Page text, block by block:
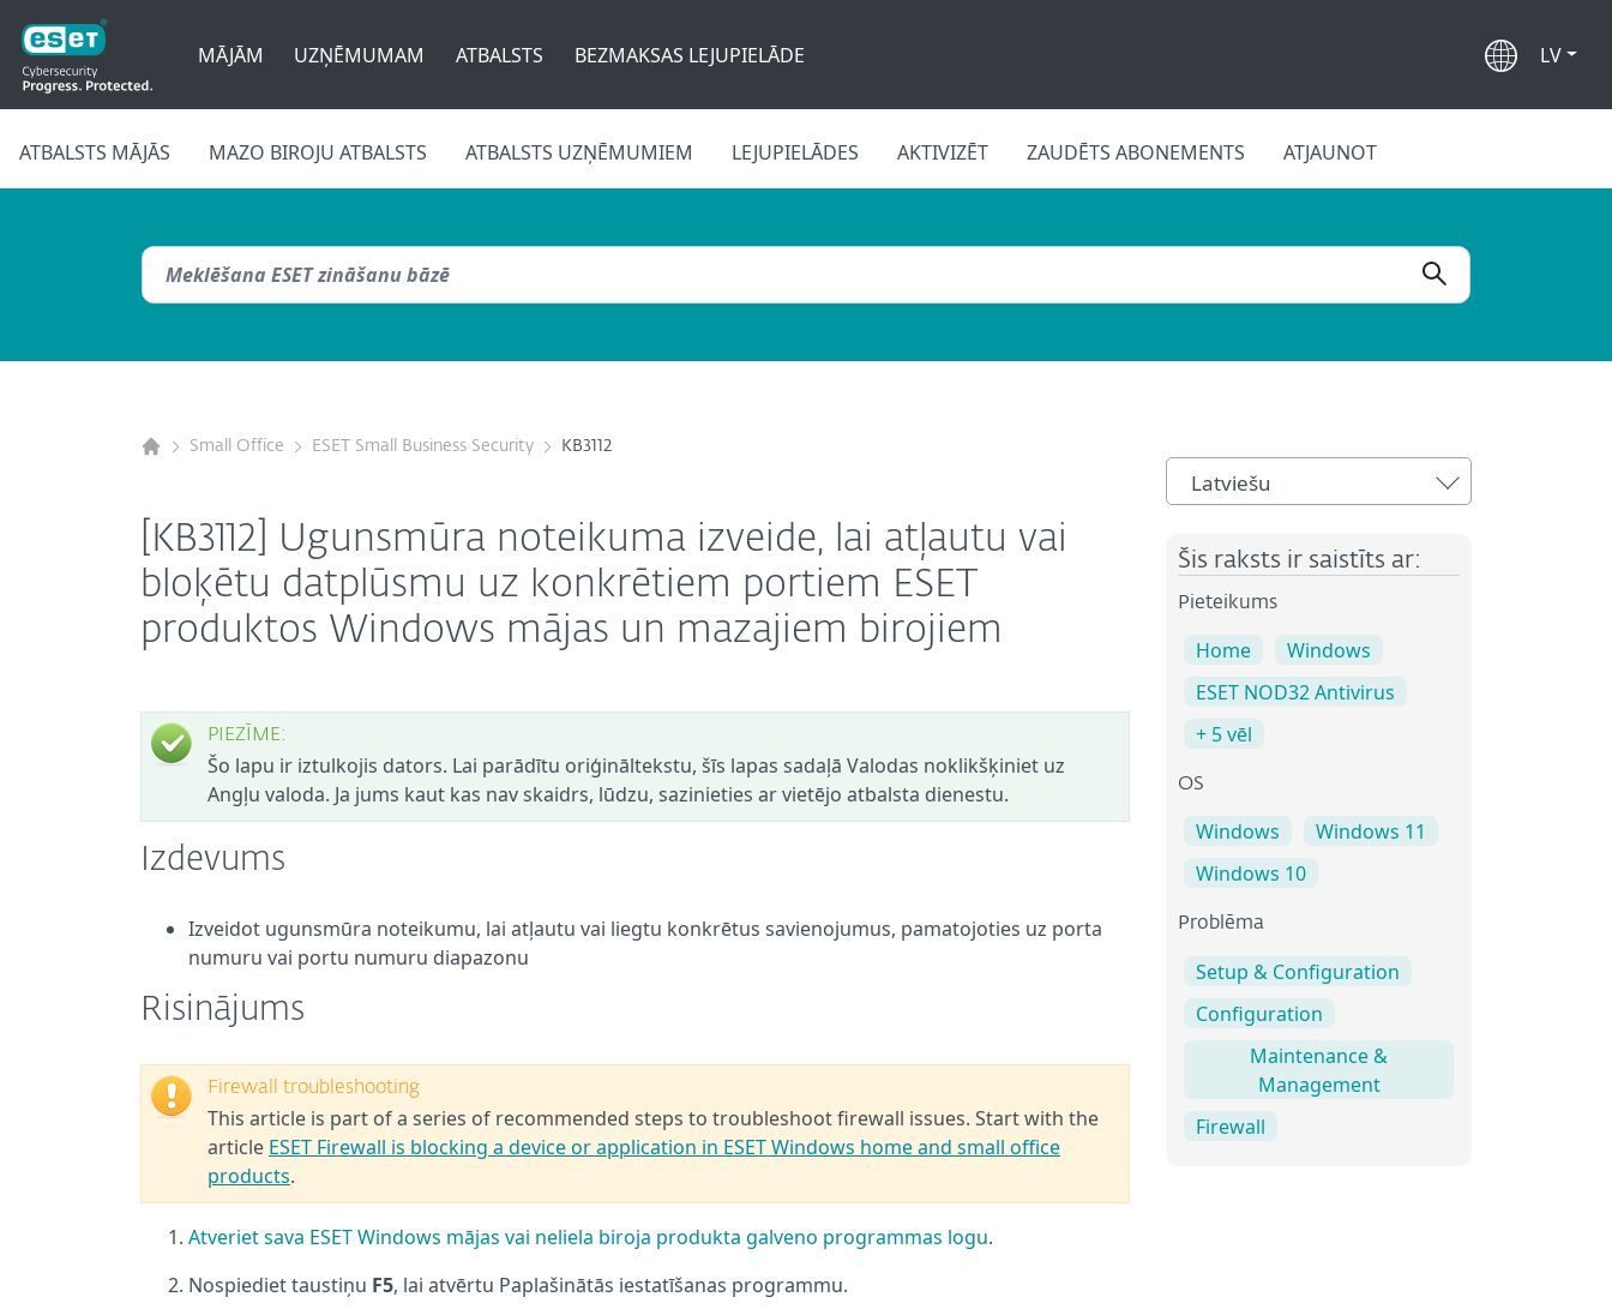
MĀJĀM UZŅĒMUMAM ATBALSTS BEZMAKSAS LEJUPIELĀDE LV
ATBALSTS MĀJĀS MAZO BIROJU ATBALSTS ATBALSTS UZŅĒMUMIEM LEJUPIELĀDES AKTIVIZĒT ZAUDĒTS ABONEMENTS ATJAUNOT
Small Office ESET Small Business Security KB3112
[KB3112] Ugunsmūra noteikuma izveide, lai atļautu vai
bloķētu datplūsmu uz konkrētiem portiem ESET
produktos Windows mājas un mazajiem birojiem
PIEZĪME:
Šo lapu ir iztulkojis dators. Lai parādītu oriģināltekstu, šīs lapas sadaļā Valodas noklikšķiniet uz
Angļu valoda. Ja jums kaut kas nav skaidrs, lūdzu, sazinieties ar vietējo atbalsta dienestu.
Izdevums
Izveidot ugunsmūra noteikumu, lai atļautu vai liegtu konkrētus savienojumus, pamatojoties uz porta
numuru vai portu numuru diapazonu
Risinājums
Firewall troubleshooting
This article is part of a series of recommended steps to troubleshoot firewall issues. Start with the
article ESET Firewall is blocking a device or application in ESET Windows home and small office
products.
Atveriet sava ESET Windows mājas vai neliela biroja produkta galveno programmas logu.
Nospiediet taustiņu F5, lai atvērtu Paplašinātās iestatīšanas programmu.
Latviešu
Šis raksts ir saistīts ar:
Pieteikums
Home
Windows
ESET NOD32 Antivirus
+ 5 vēl
OS
Windows
Windows 11
Windows 10
Problēma
Setup & Configuration
Configuration
Maintenance &
Management
Firewall